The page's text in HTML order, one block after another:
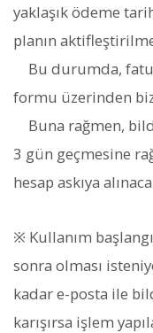
yaklaşık ödeme
planın
Bu durumda,
formu üzerinden
Buna rağmen,
3 gün geçmesine
hesap askıya
※ Kullanım
sonra olması
kadar e-posta ile
karışırsa işlem